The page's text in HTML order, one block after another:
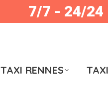
7/7 - 24/24
TAXI RENNES
TAXI RENNES